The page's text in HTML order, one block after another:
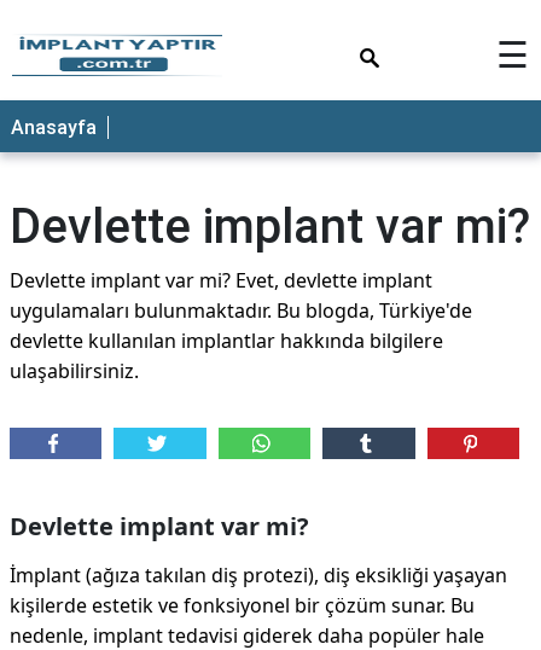
☰
Anasayfa
Devlette implant var mi?
Devlette implant var mi? Evet, devlette implant
uygulamaları bulunmaktadır. Bu blogda, Türkiye'de
devlette kullanılan implantlar hakkında bilgilere
ulaşabilirsiniz.
Devlette implant var mi?
İmplant (ağıza takılan diş protezi), diş eksikliği yaşayan
kişilerde estetik ve fonksiyonel bir çözüm sunar. Bu
nedenle, implant tedavisi giderek daha popüler hale